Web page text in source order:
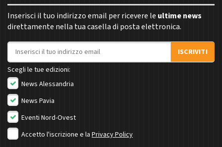
Inserisci il tuo indirizzo email per ricevere le ultime news
direttamente nella tua casella di posta elettronica.
Indirizzo email
ISCRIVITI
Scegli le tue edizioni:
News Alessandria
News Pavia
Eventi Nord-Ovest
Accetto l'iscrizione e la Privacy Policy